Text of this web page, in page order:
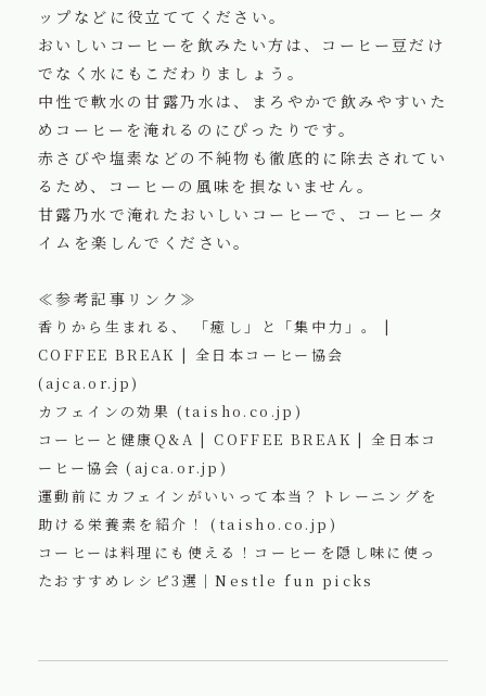
ップなどに役立ててください。
おいしいコーヒーを飲みたい方は、コーヒー豆だけ
でなく水にもこだわりましょう。
中性で軟水の甘露乃水は、まろやかで飲みやすいた
めコーヒーを淹れるのにぴったりです。
赤さびや塩素などの不純物も徹底的に除去されてい
るため、コーヒーの風味を損ないません。
甘露乃水で淹れたおいしいコーヒーで、コーヒータ
イムを楽しんでください。
≪参考記事リンク≫
香りから生まれる、 「癒し」と「集中力」。 |
COFFEE BREAK | 全日本コーヒー協会
(ajca.or.jp)
カフェインの効果 (taisho.co.jp)
コーヒーと健康Q&A | COFFEE BREAK | 全日本コ
ーヒー協会 (ajca.or.jp)
運動前にカフェインがいいって本当？トレーニングを
助ける栄養素を紹介！ (taisho.co.jp)
コーヒーは料理にも使える！コーヒーを隠し味に使っ
たおすすめレシピ3選｜Nestle fun picks